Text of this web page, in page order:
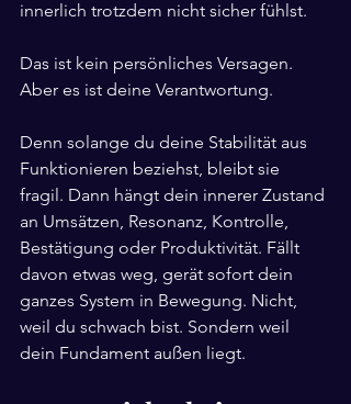
innerlich trotzdem nicht sicher fühlst.
Das ist kein persönliches Versagen.
Aber es ist deine Verantwortung.
Denn solange du deine Stabilität aus
Funktionieren beziehst, bleibt sie
fragil. Dann hängt dein innerer Zustand
an Umsätzen, Resonanz, Kontrolle,
Bestätigung oder Produktivität. Fällt
davon etwas weg, gerät sofort dein
ganzes System in Bewegung. Nicht,
weil du schwach bist. Sondern weil
dein Fundament außen liegt.